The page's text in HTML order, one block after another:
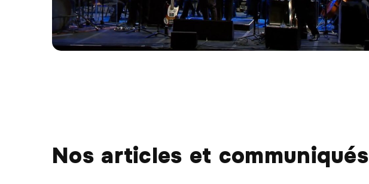
Nos articles et communiqués